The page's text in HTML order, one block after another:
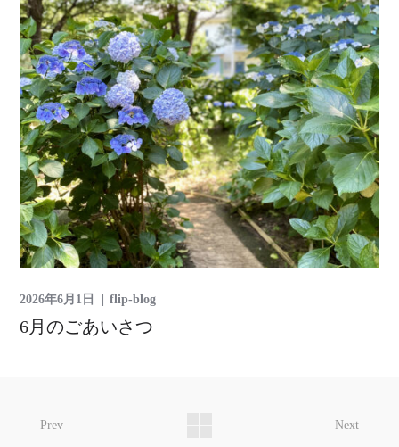
2026年6月1日 flip-blog
6月のごあいさつ
Prev Next